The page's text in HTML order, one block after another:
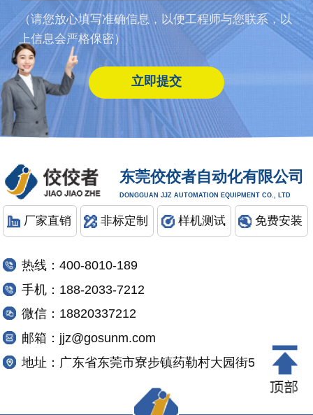
（请您放心填写准确信息，以便工程师与您联系，以
上信息会严格保密）
东莞佼佼者自动化有限公司
DONGGUAN JJZ AUTOMATION EQUIPMENT CO., LTD
厂家直销 非标定制 样机测试 免费安装
热线：400-8010-189
手机：188-2033-7212
微信：18820337212
邮箱：jjz@gosunm.com
地址：广东省东莞市寮步镇药勒村大园街5号